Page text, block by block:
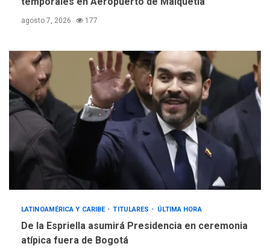
agosto 7, 2026 177
LATINOAMÉRICA Y CARIBE TITULARES ÚLTIMA HORA
De la Espriella asumirá Presidencia en ceremonia
atípica fuera de Bogotá